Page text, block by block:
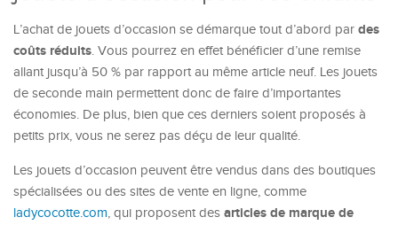
L’achat de jouets d’occasion se démarque tout d’abord par des
coûts réduits. Vous pourrez en effet bénéficier d’une remise
allant jusqu’à 50 % par rapport au même article neuf. Les jouets
de seconde main permettent donc de faire d’importantes
économies. De plus, bien que ces derniers soient proposés à
petits prix, vous ne serez pas déçu de leur qualité.
Les jouets d’occasion peuvent être vendus dans des boutiques
spécialisées ou des sites de vente en ligne, comme
ladycocotte.com, qui proposent des articles de marque de